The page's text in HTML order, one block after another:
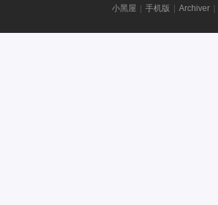
小黑屋 手机版 Archiver